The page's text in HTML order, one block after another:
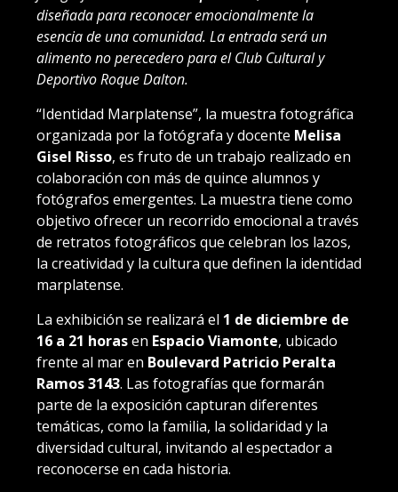
diseñada para reconocer emocionalmente la
esencia de una comunidad. La entrada será un
alimento no perecedero para el Club Cultural y
Deportivo Roque Dalton.
“Identidad Marplatense”, la muestra fotográfica
organizada por la fotógrafa y docente Melisa
Gisel Risso, es fruto de un trabajo realizado en
colaboración con más de quince alumnos y
fotógrafos emergentes. La muestra tiene como
objetivo ofrecer un recorrido emocional a través
de retratos fotográficos que celebran los lazos,
la creatividad y la cultura que definen la identidad
marplatense.
La exhibición se realizará el 1 de diciembre de
16 a 21 horasen Espacio Viamonte, ubicado
frente al mar en Boulevard Patricio Peralta
Ramos 3143. Las fotografías que formarán
parte de la exposición capturan diferentes
temáticas, como la familia, la solidaridad y la
diversidad cultural, invitando al espectador a
reconocerse en cada historia.